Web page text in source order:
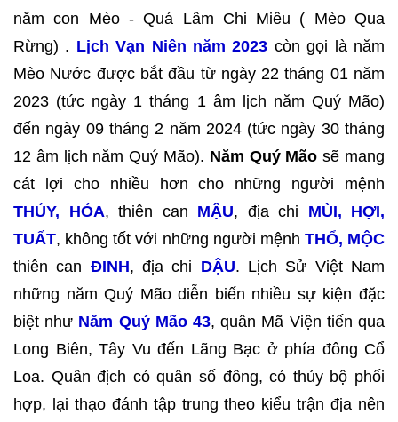
năm con Mèo - Quá Lâm Chi Miêu ( Mèo Qua
Rừng) . Lịch Vạn Niên năm 2023 còn gọi là năm
Mèo Nước được bắt đầu từ ngày 22 tháng 01 năm
2023 (tức ngày 1 tháng 1 âm lịch năm Quý Mão)
đến ngày 09 tháng 2 năm 2024 (tức ngày 30 tháng
12 âm lịch năm Quý Mão). Năm Quý Mão sẽ mang
cát lợi cho nhiều hơn cho những người mệnh
THỦY, HỎA, thiên can MẬU, địa chi MÙI, HỢI,
TUẤT, không tốt với những người mệnh THỔ, MỘC
thiên can ĐINH, địa chi DẬU. Lịch Sử Việt Nam
những năm Quý Mão diễn biến nhiều sự kiện đặc
biệt như Năm Quý Mão 43, quân Mã Viện tiến qua
Long Biên, Tây Vu đến Lãng Bạc ở phía đông Cổ
Loa. Quân địch có quân số đông, có thủy bộ phối
hợp, lại thạo đánh tập trung theo kiểu trận địa nên